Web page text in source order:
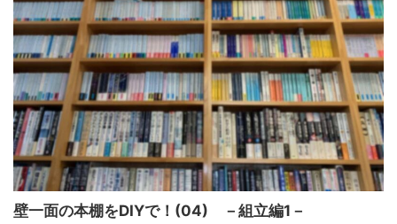
壁一面の本棚をDIYで！(04) －組立編1－